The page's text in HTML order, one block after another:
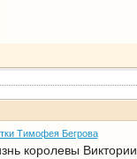
Тимофея Бегрова
королевы Виктории